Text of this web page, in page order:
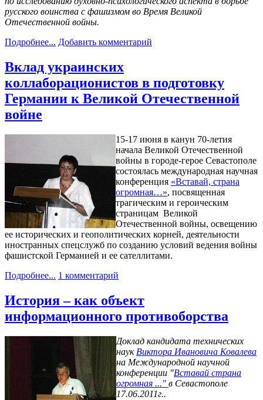
русского воинства с фашизмом во Время Великой
Отечественной войны.
Подробнее... Добавить комментарий
Вклад украинских
коллаборационистов в подготовку
Германии к Великой Отечественной
войне
15-17 июня в канун 70-летия
начала Великой Отечественной
войны в городе-герое Севастополе
состоялась международная научная
конференция «Вставай, страна
огромная…», посвященная
трагическим и героическим
страницам Великой
Отечественной войны, освещению
ее исторических и геополитических корней, деятельности
иностранных спецслужб по созданию условий ведения войны
фашистской Германией и ее сателлитами.
Подробнее... 1 комментарий
История – как объект
информационного противоборства
Доклад кандидата технических
наук Виктора Ивановича Ковалева
на Международной научной
конференции "Вставай страна
огромная ..." в Севастополе
17.06.2011г..